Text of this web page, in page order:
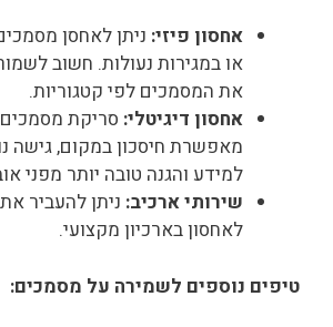
אחסון פיזי: ניתן לאחסן
או במגירות נעולות. חשוב
את המסמכים לפי קטגוריות.
אחסון דיגיטלי: סריקת מסמכים
מאפשרת חיסכון במקום, גישה
למידע והגנה טובה יותר מפני
שירותי ארכיב: ניתן להעביר
לאחסון בארכיון מקצועי.
טיפים נוספים לשמירה על מסמכים: